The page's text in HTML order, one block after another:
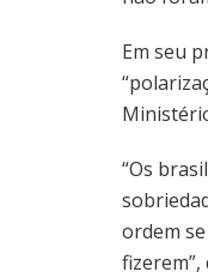
Em seu
“Os
ordem